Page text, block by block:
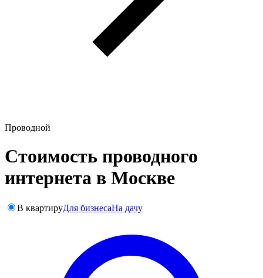
Проводной
Стоимость проводного
интернета в Москве
В квартируДля бизнесаНа дачу